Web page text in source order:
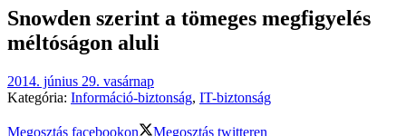
Snowden szerint a tömeges megfigyelés
méltóságon aluli
2014. június 29. vasárnap
Kategória: Információ-biztonság, IT-biztonság
Megosztás facebookon Megosztás twitteren